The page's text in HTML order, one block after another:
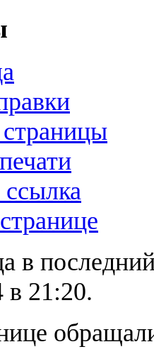
в
в 21:20.